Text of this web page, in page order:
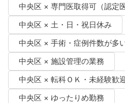
中央区 × 専門医取得可（認定
中央区 × 土・日・祝日休み
中央区 × 手術・症例件数が多
中央区 × 施設管理の業務
中央区 × 転科ＯＫ・未経験歓
中央区 × ゆったりめ勤務